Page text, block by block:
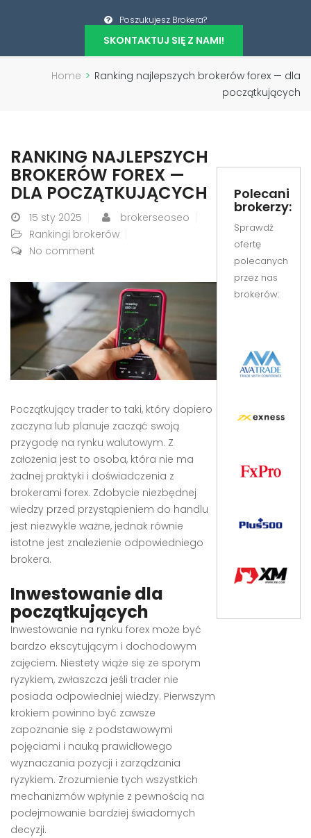
Poszukujesz Brokera?
SKONTAKTUJ SIĘ Z NAMI!
Home > Ranking najlepszych brokerów forex — dla
początkujących
RANKING NAJLEPSZYCH
BROKERÓW FOREX —
DLA POCZĄTKUJĄCYCH
15 sty 2025
brokerseoseo
Rankingi brokerów
No comment
Początkujący trader to taki, który dopiero
zaczyna lub planuje zacząć swoją
przygodę na rynku walutowym. Z
założenia jest to osoba, która nie ma
żadnej praktyki i doświadczenia z
brokerami forex. Zdobycie niezbędnej
wiedzy przed przystąpieniem do handlu
jest niezwykle ważne, jednak równie
istotne jest znalezienie odpowiedniego
brokera.
Inwestowanie dla
początkujących
Inwestowanie na rynku forex może być
bardzo ekscytującym i dochodowym
zajęciem. Niestety wiąże się ze sporym
ryzykiem, zwłaszcza jeśli trader nie
posiada odpowiedniej wiedzy. Pierwszym
krokiem powinno być zawsze
zapoznanie się z podstawowymi
pojęciami i nauką prawidłowego
wyznaczania pozycji i zarządzania
ryzykiem. Zrozumienie tych wszystkich
mechanizmów wpłynie z pewnością na
podejmowanie bardziej świadomych
decyzji.
Polecani
brokerzy:
Sprawdź
ofertę
polecanych
przez nas
brokerów: